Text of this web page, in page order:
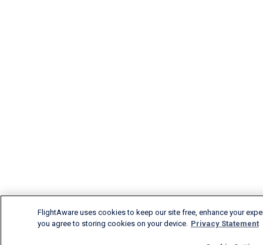
FlightAware uses cookies to keep our site free, enhance your
you agree to storing cookies on your device. Privacy Statement